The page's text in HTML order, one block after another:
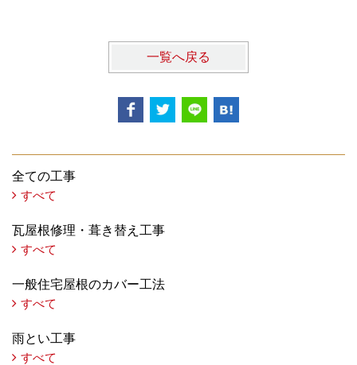
一覧へ戻る
全ての工事
すべて
瓦屋根修理・葺き替え工事
すべて
一般住宅屋根のカバー工法
すべて
雨とい工事
すべて